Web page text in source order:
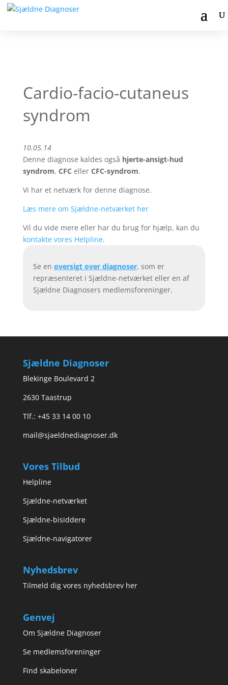
Cardio-facio-cutaneus
syndrom
10.05.14
Denne diagnose kaldes også hjerte-ansigt-hud
syndrom, CFC eller CFC-syndrom.
Vi har et netværk for denne diagnose.
Læs mere om Sjældne-netværket her
Vil du vide mere eller har du brug for hjælp, kan du
kontakte vores Helpline.
Se en oversigt over diagnoser, som er
repræsenteret i Sjældne-netværket eller en af
Sjældne Diagnosers medlemsforeninger.
Sjældne Diagnoser
Blekinge Boulevard 2
2630 Taastrup
Tlf.: +45 33 14 00 10
mail@sjaeldnediagnoser.dk
Vores Tilbud
Helpline
Sjældne-netværket
Sjældne-bisiddere
Sjældne-navigatorer
Nyhedsbrev
Tilmeld dig vores nyhedsbrev her
Genvej
Om Sjældne Diagnoser
Se medlemsforeninger
Find skabeloner